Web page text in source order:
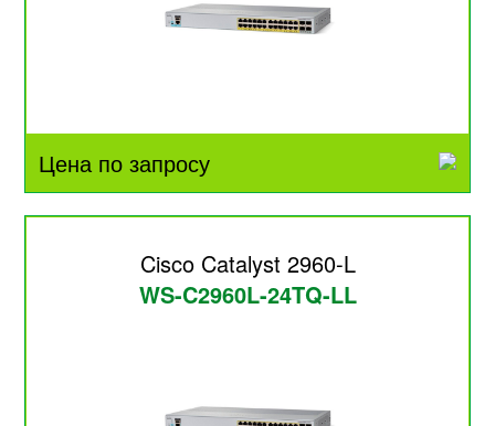
Цена по запросу
Cisco Catalyst 2960-L
WS-C2960L-24TQ-LL